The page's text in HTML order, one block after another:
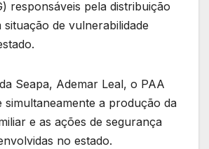
responsáveis pela distribuição
situação de vulnerabilidade
Seapa, Ademar Leal, o PAA
simultaneamente a produção da
e as ações de segurança
no estado.